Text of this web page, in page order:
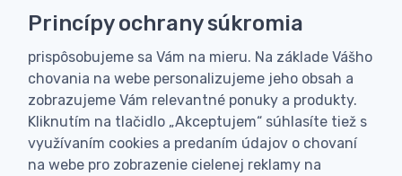
dobierku
Personalizácia
Vyrobíme Vám vlastný originálny darček
Skúsenosť
Široký sortiment, z ktorého Vám pomôžeme vybrať
Princípy ochrany súkromia
prispôsobujeme sa Vám na mieru. Na základe Vášho
chovania na webe personalizujeme jeho obsah a
zobrazujeme Vám relevantné ponuky a produkty.
Kliknutím na tlačidlo „Akceptujem“ súhlasíte tiež s
využívaním cookies a predaním údajov o chovaní
na webe pro zobrazenie cielenej reklamy na